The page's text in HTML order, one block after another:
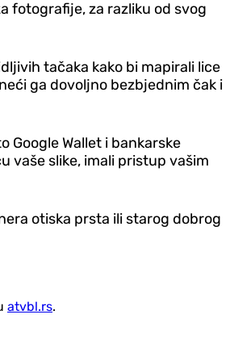
fotografije, za razliku od svog
tačaka kako bi mapirali lice
ga dovoljno bezbjednim čak i
Google Wallet i bankarske
vaše slike, imali pristup vašim
otiska prsta ili starog dobrog
atvbl.rs.